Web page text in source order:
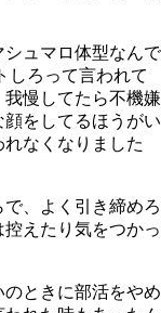
ュマロ体型なんで
しろって言われて
慢してたら不機嫌
をしてるほうがい
なくなりました
、よく引き締めろ
えたり気をつかっ
ときに部活をやめ